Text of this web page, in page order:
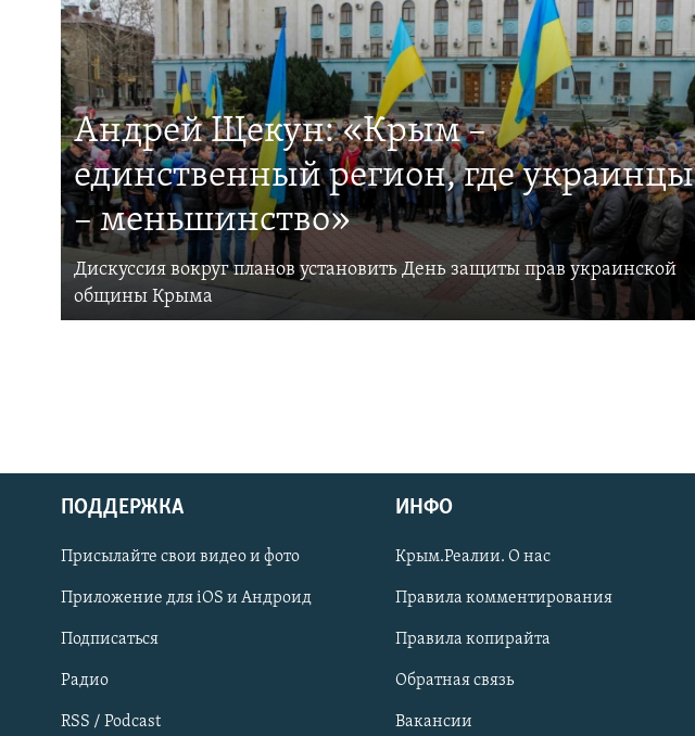
Українською
Qırımtatar
ПРИСОЕДИНЯЙТЕСЬ!
Андрей Щекун: «Крым –
единственный регион, где украинцы
– меньшинство»
Дискуссия вокруг планов установить День защиты прав украинской
общины Крыма
ПОДДЕРЖКА
Присылайте свои видео и фото
Приложение для iOS и Андроид
Подписаться
Радио
RSS / Podcast
ИНФО
Крым.Реалии. О нас
Правила комментирования
Правила копирайта
Обратная связь
Вакансии